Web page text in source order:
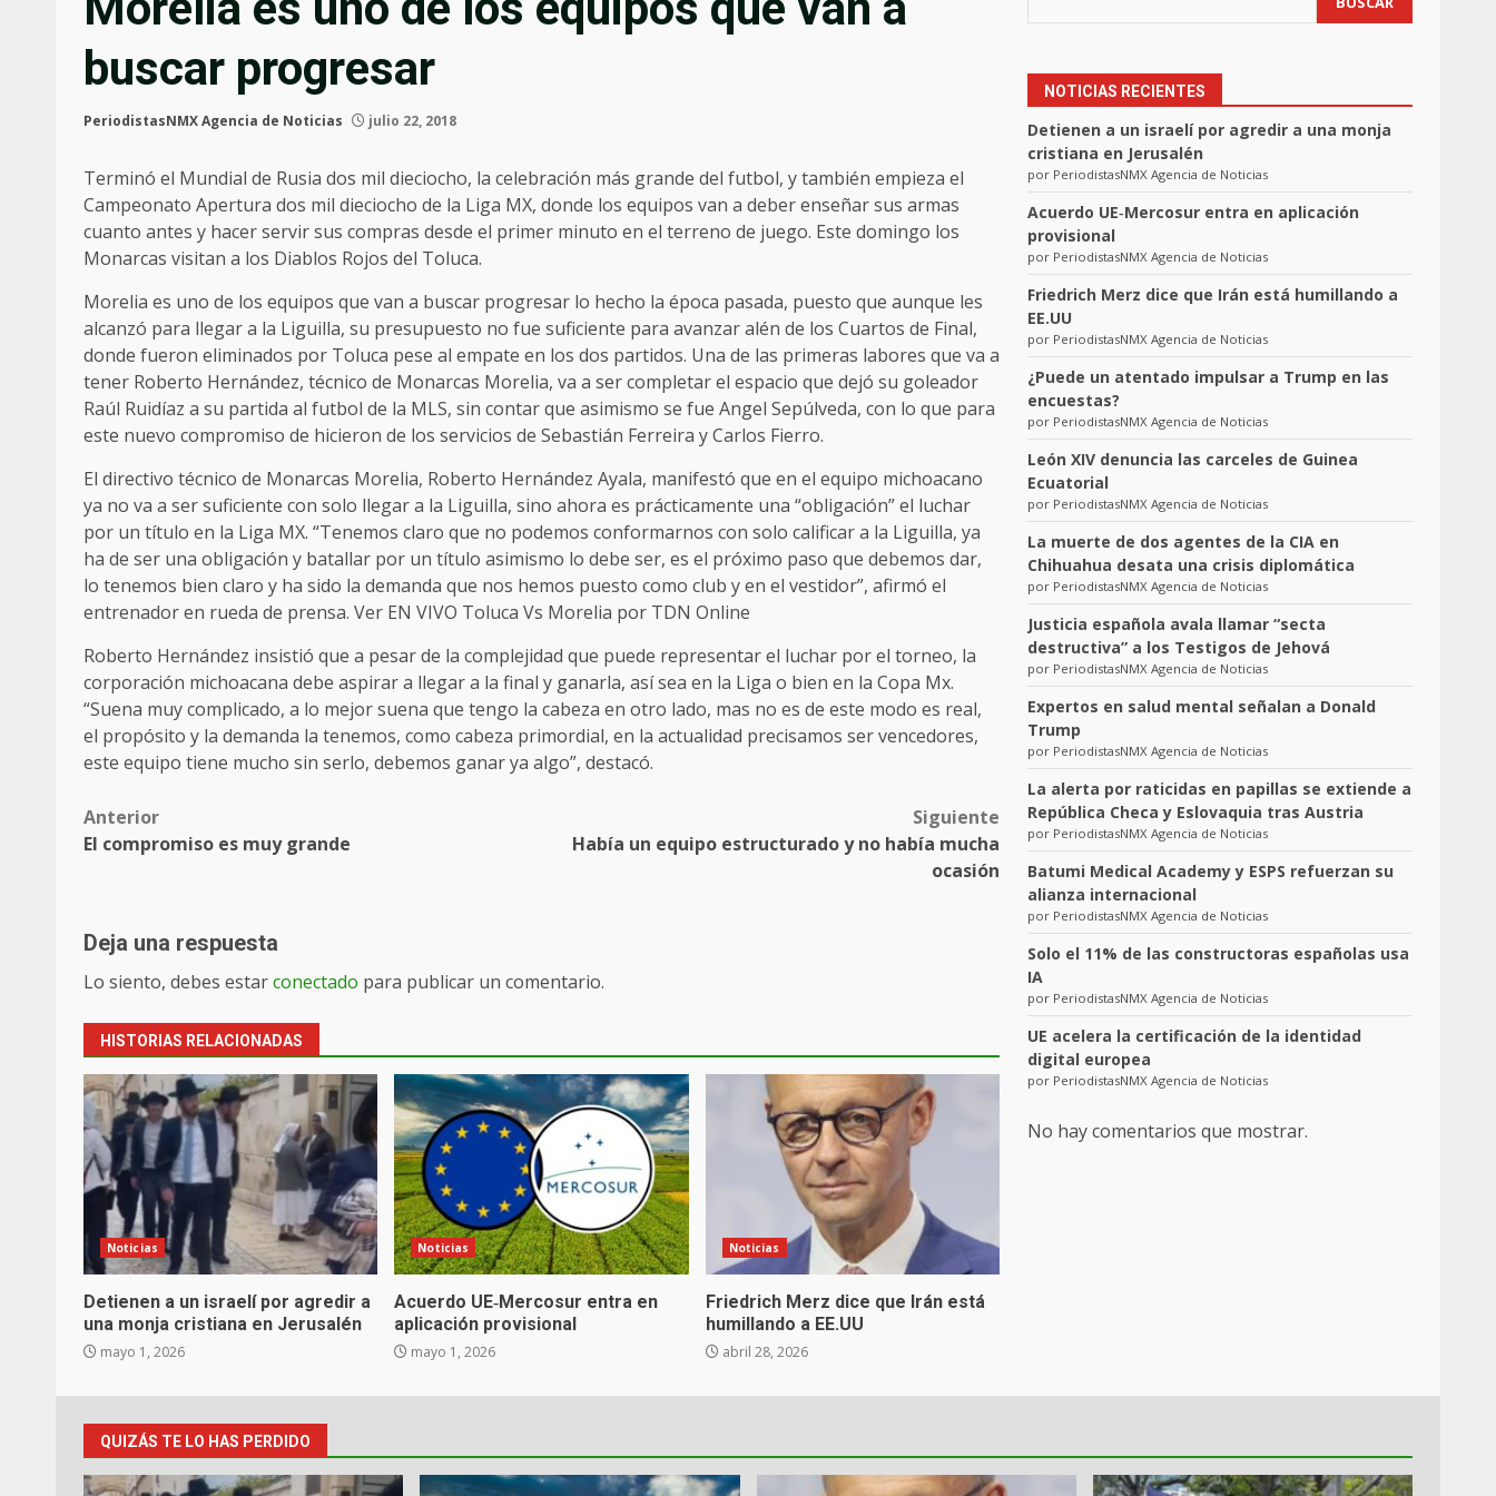
buscar progresar
PeriodistasNMX Agencia de Noticias julio 22, 2018
Terminó el Mundial de Rusia dos mil dieciocho, la celebración más grande del futbol, y también empieza el
Campeonato Apertura dos mil dieciocho de la Liga MX, donde los equipos van a deber enseñar sus armas
cuanto antes y hacer servir sus compras desde el primer minuto en el terreno de juego. Este domingo los
Monarcas visitan a los Diablos Rojos del Toluca.
Morelia es uno de los equipos que van a buscar progresar lo hecho la época pasada, puesto que aunque les
alcanzó para llegar a la Liguilla, su presupuesto no fue suficiente para avanzar alén de los Cuartos de Final,
donde fueron eliminados por Toluca pese al empate en los dos partidos. Una de las primeras labores que va a
tener Roberto Hernández, técnico de Monarcas Morelia, va a ser completar el espacio que dejó su goleador
Raúl Ruidíaz a su partida al futbol de la MLS, sin contar que asimismo se fue Angel Sepúlveda, con lo que para
este nuevo compromiso de hicieron de los servicios de Sebastián Ferreira y Carlos Fierro.
El directivo técnico de Monarcas Morelia, Roberto Hernández Ayala, manifestó que en el equipo michoacano
ya no va a ser suficiente con solo llegar a la Liguilla, sino ahora es prácticamente una “obligación” el luchar
por un título en la Liga MX. “Tenemos claro que no podemos conformarnos con solo calificar a la Liguilla, ya
ha de ser una obligación y batallar por un título asimismo lo debe ser, es el próximo paso que debemos dar,
lo tenemos bien claro y ha sido la demanda que nos hemos puesto como club y en el vestidor”, afirmó el
entrenador en rueda de prensa. Ver EN VIVO Toluca Vs Morelia por TDN Online
Roberto Hernández insistió que a pesar de la complejidad que puede representar el luchar por el torneo, la
corporación michoacana debe aspirar a llegar a la final y ganarla, así sea en la Liga o bien en la Copa Mx.
“Suena muy complicado, a lo mejor suena que tengo la cabeza en otro lado, mas no es de este modo es real,
el propósito y la demanda la tenemos, como cabeza primordial, en la actualidad precisamos ser vencedores,
este equipo tiene mucho sin serlo, debemos ganar ya algo”, destacó.
Post
navigation
Anterior
El compromiso es muy grande
Siguiente
Había un equipo estructurado y no había mucha
ocasión
Deja una respuesta
Lo siento, debes estarconectado para publicar un comentario.
HISTORIAS RELACIONADAS
Noticias
Detienen a un israelí por agredir a
una monja cristiana en Jerusalén
mayo 1, 2026
Noticias
Acuerdo UE‑Mercosur entra en
aplicación provisional
mayo 1, 2026
Noticias
Friedrich Merz dice que Irán está
humillando a EE.UU
abril 28, 2026
NOTICIAS RECIENTES
Detienen a un israelí por agredir a una monja
cristiana en Jerusalén
por PeriodistasNMX Agencia de Noticias
Acuerdo UE‑Mercosur entra en aplicación
provisional
por PeriodistasNMX Agencia de Noticias
Friedrich Merz dice que Irán está humillando a
EE.UU
por PeriodistasNMX Agencia de Noticias
¿Puede un atentado impulsar a Trump en las
encuestas?
por PeriodistasNMX Agencia de Noticias
León XIV denuncia las carceles de Guinea
Ecuatorial
por PeriodistasNMX Agencia de Noticias
La muerte de dos agentes de la CIA en
Chihuahua desata una crisis diplomática
por PeriodistasNMX Agencia de Noticias
Justicia española avala llamar “secta
destructiva” a los Testigos de Jehová
por PeriodistasNMX Agencia de Noticias
Expertos en salud mental señalan a Donald
Trump
por PeriodistasNMX Agencia de Noticias
La alerta por raticidas en papillas se extiende a
República Checa y Eslovaquia tras Austria
por PeriodistasNMX Agencia de Noticias
Batumi Medical Academy y ESPS refuerzan su
alianza internacional
por PeriodistasNMX Agencia de Noticias
Solo el 11% de las constructoras españolas usa
IA
por PeriodistasNMX Agencia de Noticias
UE acelera la certificación de la identidad
digital europea
por PeriodistasNMX Agencia de Noticias
No hay comentarios que mostrar.
QUIZÁS TE LO HAS PERDIDO